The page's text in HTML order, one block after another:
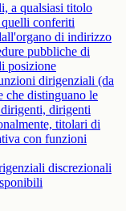
a qualsiasi titolo
conferiti
di indirizzo
pubbliche di
posizione
dirigenziali (da
che distinguano le
dirigenti
titolari di
con funzioni
discrezionali